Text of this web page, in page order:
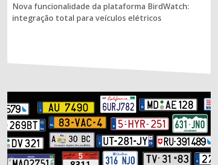
Nova funcionalidade da plataforma BirdWatch:
integração total para veículos elétricos